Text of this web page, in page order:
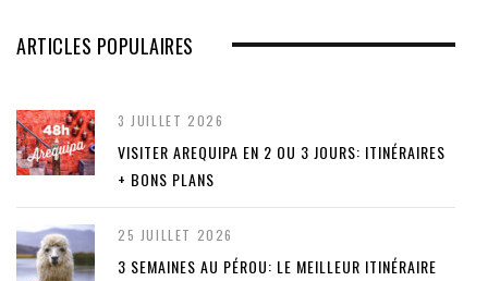
ARTICLES POPULAIRES
3 JUILLET 2026
VISITER AREQUIPA EN 2 OU 3 JOURS: ITINÉRAIRES
+ BONS PLANS
25 JUILLET 2026
3 SEMAINES AU PÉROU: LE MEILLEUR ITINÉRAIRE